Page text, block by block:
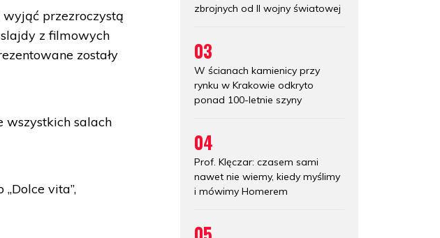
przezroczystą
z filmowych
zostały
wszystkich salach
vita”,
zbrojnych od II wojny światowej
03
W ścianach kamienicy przy
rynku w Krakowie odkryto
ponad 100-letnie szyny
04
Prof. Klęczar: czasem sami
nawet nie wiemy, kiedy myślimy
i mówimy Homerem